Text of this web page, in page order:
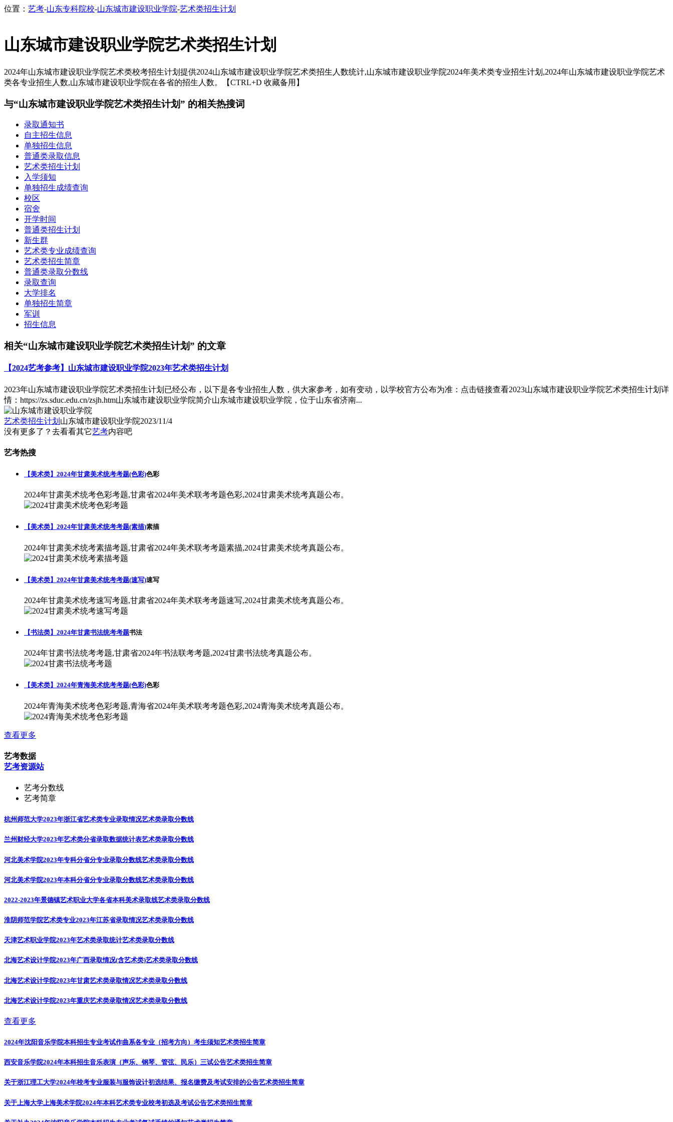
位置： 艺考-山东专科院校-山东城市建设职业学院-艺术类招生计划
山东城市建设职业学院艺术类招生计划
2024年山东城市建设职业学院艺术类校考招生计划提供2024山东城市建设职业学院艺术类招生人数统计,山东城市建设职业学院2024年美术类专业招生计划,2024年山东城市建设职业学院艺术
类各专业招生人数,山东城市建设职业学院在各省的招生人数。【CTRL+D 收藏备用】
与“山东城市建设职业学院艺术类招生计划” 的相关热搜词
录取通知书
自主招生信息
单独招生信息
普通类录取信息
艺术类招生计划
入学须知
单独招生成绩查询
校区
宿舍
开学时间
普通类招生计划
新生群
艺术类专业成绩查询
艺术类招生简章
普通类录取分数线
录取查询
大学排名
单独招生简章
军训
招生信息
相关“山东城市建设职业学院艺术类招生计划” 的文章
【2024艺考参考】山东城市建设职业学院2023年艺术类招生计划
2023年山东城市建设职业学院艺术类招生计划已经公布，以下是各专业招生人数，供大家参考，如有变动，以学校官方公布为准：点击链接查看2023山东城市建设职业学院艺术类招生计划详
情：https://zs.sduc.edu.cn/zsjh.htm山东城市建设职业学院简介山东城市建设职业学院，位于山东省济南...
艺术类招生计划 山东城市建设职业学院2023/11/4
没有更多了？去看看其它艺考内容吧
艺考热搜
【美术类】2024年甘肃美术统考考题(色彩)色彩
2024年甘肃美术统考色彩考题,甘肃省2024年美术联考考题色彩,2024甘肃美术统考真题公布。
【美术类】2024年甘肃美术统考考题(素描)素描
2024年甘肃美术统考素描考题,甘肃省2024年美术联考考题素描,2024甘肃美术统考真题公布。
【美术类】2024年甘肃美术统考考题(速写)速写
2024年甘肃美术统考速写考题,甘肃省2024年美术联考考题速写,2024甘肃美术统考真题公布。
【书法类】2024年甘肃书法统考考题书法
2024年甘肃书法统考考题,甘肃省2024年书法联考考题,2024甘肃书法统考真题公布。
【美术类】2024年青海美术统考考题(色彩)色彩
2024年青海美术统考色彩考题,青海省2024年美术联考考题色彩,2024青海美术统考真题公布。
查看更多
艺考数据
艺考资源站
艺考分数线
艺考简章
杭州师范大学2023年浙江省艺术类专业录取情况艺术类录取分数线
兰州财经大学2023年艺术类分省录取数据统计表艺术类录取分数线
河北美术学院2023年专科分省分专业录取分数线艺术类录取分数线
河北美术学院2023年本科分省分专业录取分数线艺术类录取分数线
2022-2023年景德镇艺术职业大学各省本科美术录取线艺术类录取分数线
淮阴师范学院艺术类专业2023年江苏省录取情况艺术类录取分数线
天津艺术职业学院2023年艺术类录取统计艺术类录取分数线
北海艺术设计学院2023年广西录取情况(含艺术类)艺术类录取分数线
北海艺术设计学院2023年甘肃艺术类录取情况艺术类录取分数线
北海艺术设计学院2023年重庆艺术类录取情况艺术类录取分数线
查看更多
2024年沈阳音乐学院本科招生专业考试作曲系各专业（招考方向）考生须知艺术类招生简章
西安音乐学院2024年本科招生音乐表演（声乐、钢琴、管弦、民乐）三试公告艺术类招生简章
关于浙江理工大学2024年校考专业服装与服饰设计初选结果、报名缴费及考试安排的公告艺术类招生简章
关于上海大学上海美术学院2024年本科艺术类专业校考初选及考试公告艺术类招生简章